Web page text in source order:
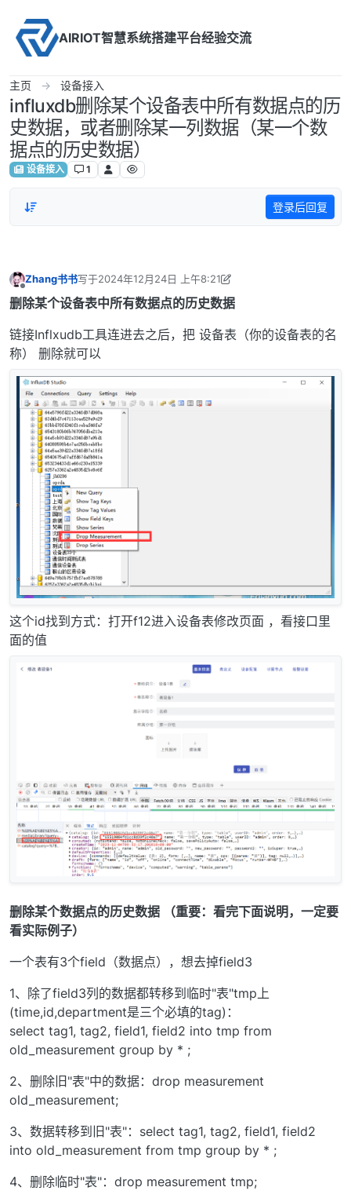
AIRIOT智慧系统搭建平台经验交流
主页 设备接入
influxdb删除某个设备表中所有数据点的历
史数据，或者删除某一列数据（某一个数
据点的历史数据）
设备接入 1
登录后回复
离线
Zhang书书写于2024年12月24日 上午8:21
最后由 Zhang书书 编辑2025年7月21日 下午5:09
删除某个设备表中所有数据点的历史数据
链接Inflxudb工具连进去之后，把 设备表（你的设备表的名
称） 删除就可以
这个id找到方式：打开f12进入设备表修改页面 ，看接口里
面的值
删除某个数据点的历史数据 （重要：看完下面说明，一定要
看实际例子）
一个表有3个field（数据点），想去掉field3
1、除了field3列的数据都转移到临时"表"tmp上
(time,id,department是三个必填的tag)：
select tag1, tag2, field1, field2 into tmp from
old_measurement group by * ;
2、删除旧"表"中的数据：drop measurement
old_measurement;
3、数据转移到旧"表"：select tag1, tag2, field1, field2
into old_measurement from tmp group by * ;
4、删除临时"表"：drop measurement tmp;